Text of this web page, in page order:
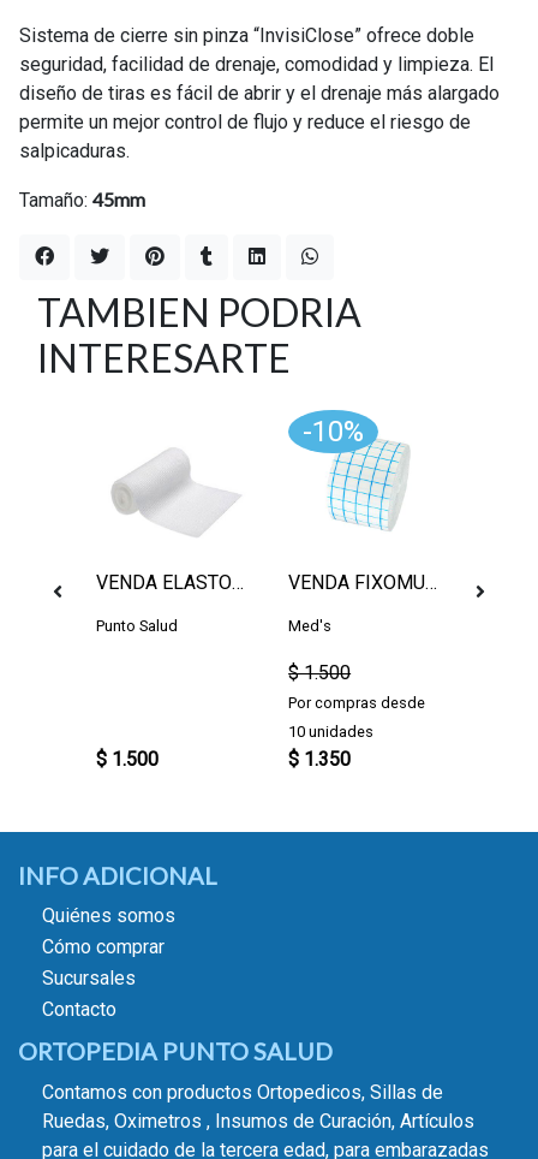
Sistema de cierre sin pinza “InvisiClose” ofrece doble
seguridad, facilidad de drenaje, comodidad y limpieza. El
diseño de tiras es fácil de abrir y el drenaje más alargado
permite un mejor control de flujo y reduce el riesgo de
salpicaduras.
Tamaño: 45mm
TAMBIEN PODRIA
INTERESARTE
VENDA ELASTOMULL 10CM
Punto Salud
$ 1.500
-10%
VENDA FIXOMULL 5CM, POR METRO
Med's
$ 1.500
Por compras desde
10 unidades
$ 1.350
INFO ADICIONAL
Quiénes somos
Cómo comprar
Sucursales
Contacto
ORTOPEDIA PUNTO SALUD
Contamos con productos Ortopedicos, Sillas de
Ruedas, Oximetros , Insumos de Curación, Artículos
para el cuidado de la tercera edad, para embarazadas